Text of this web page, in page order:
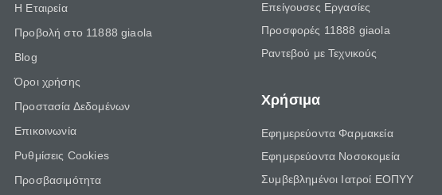
Η Εταιρεία
Προβολή στο 11888 giaola
Blog
Όροι χρήσης
Προστασία Δεδομένων
Επικοινωνία
Ρυθμίσεις Cookies
Προσβασιμότητα
Επείγουσες Εργασίες
Προσφορές 11888 giaola
Ραντεβού με Τεχνικούς
Χρήσιμα
Εφημερεύοντα Φαρμακεία
Εφημερεύοντα Νοσοκομεία
Συμβεβλημένοι Ιατροί ΕΟΠΥΥ